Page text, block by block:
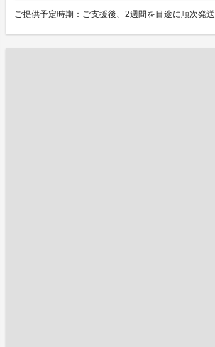
ご提供予定時期：ご支援後、2週間を目途に順次発送